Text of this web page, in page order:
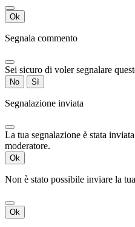
Ok
Segnala commento
Sei sicuro di voler segnalare
No Sì
Segnalazione inviata
La tua segnalazione è stata
moderatore.
Ok
Non è stato possibile inviare la
Ok